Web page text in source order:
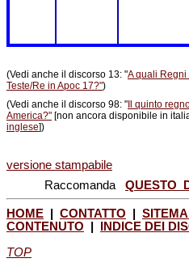
(Vedi anche il discorso 13: "A quali
Teste/Re in Apoc 17?")
(Vedi anche il discorso 98: " Il quinto
America?" [non ancora disponibile in
inglese])
versione stampabile
Raccomanda QUESTO
HOME CONTATTO
CONTENUTO
INDICE DEI
TOP